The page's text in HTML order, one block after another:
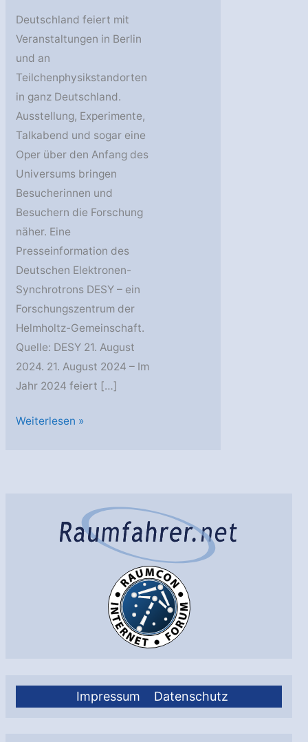
Impressum Datenschutz
Deutschland feiert mit
Veranstaltungen in Berlin
und an
Teilchenphysikstandorten
in ganz Deutschland.
Ausstellung, Experimente,
Talkabend und sogar eine
Oper über den Anfang des
Universums bringen
Besucherinnen und
Besuchern die Forschung
näher. Eine
Presseinformation des
Deutschen Elektronen-
Synchrotrons DESY – ein
Forschungszentrum der
Helmholtz-Gemeinschaft.
Quelle: DESY 21. August
2024. 21. August 2024 – Im
Jahr 2024 feiert […]
70
Weiterlesen »